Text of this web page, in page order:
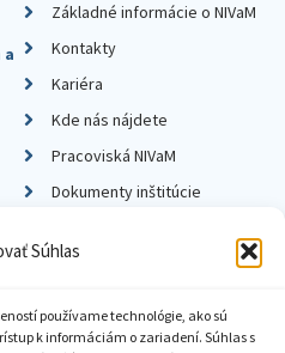
Súhlas
používame technológie, ako sú
k informáciám o zariadení. Súhlas s
Základné informácie o NIVaM
Kontakty
Kariéra
Kde nás nájdete
Pracoviská NIVaM
Dokumenty inštitúcie